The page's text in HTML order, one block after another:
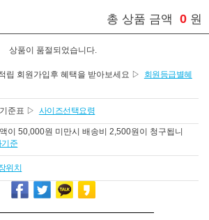
총 상품 금액 0 원
상품이 품절되었습니다.
립 회원가입후 혜택을 받아보세요 ▷
회원등급별혜
준표 ▷ 사이즈선택요령
이 50,000원 미만시 배송비 2,500원이 청구됩니
준
위치